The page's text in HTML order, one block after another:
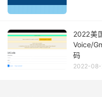
2022美
Voice/
码
2022-08-